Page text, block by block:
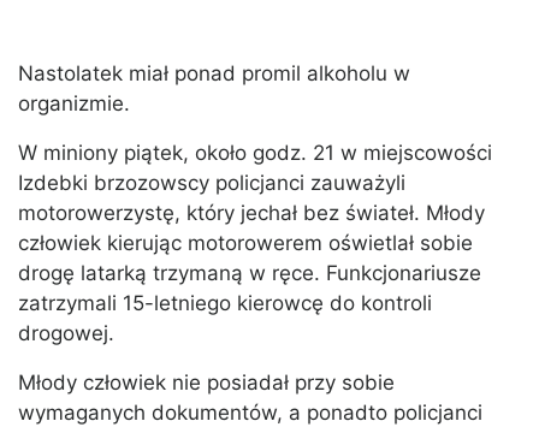
Nastolatek miał ponad promil alkoholu w
organizmie.
W miniony piątek, około godz. 21 w miejscowości
Izdebki brzozowscy policjanci zauważyli
motorowerzystę, który jechał bez świateł. Młody
człowiek kierując motorowerem oświetlał sobie
drogę latarką trzymaną w ręce. Funkcjonariusze
zatrzymali 15-letniego kierowcę do kontroli
drogowej.
Młody człowiek nie posiadał przy sobie
wymaganych dokumentów, a ponadto policjanci